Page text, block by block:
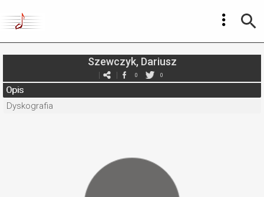
Szewczyk, Dariusz
0 0
Opis
Dyskografia